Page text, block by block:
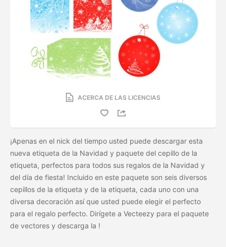
ACERCA DE LAS LICENCIAS
¡Apenas en el nick del tiempo usted puede descargar esta
nueva etiqueta de la Navidad y paquete del cepillo de la
etiqueta, perfectos para todos sus regalos de la Navidad y
del día de fiesta! Incluido en este paquete son seis diversos
cepillos de la etiqueta y de la etiqueta, cada uno con una
diversa decoración así que usted puede elegir el perfecto
para el regalo perfecto. Dirígete a Vecteezy para el paquete
de vectores y descarga la !